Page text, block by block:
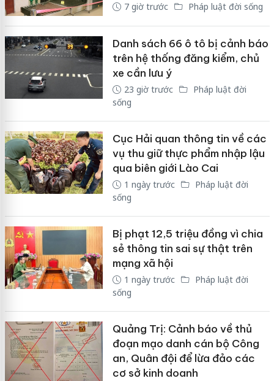
7 giờ trước Pháp luật đời sống
Danh sách 66 ô tô bị cảnh báo
trên hệ thống đăng kiểm, chủ
xe cần lưu ý
23 giờ trước
Pháp luật đời
sống
Cục Hải quan thông tin về các
vụ thu giữ thực phẩm nhập lậu
qua biên giới Lào Cai
1 ngày trước
Pháp luật đời
sống
Bị phạt 12,5 triệu đồng vì chia
sẻ thông tin sai sự thật trên
mạng xã hội
1 ngày trước
Pháp luật đời
sống
Quảng Trị: Cảnh báo về thủ
đoạn mạo danh cán bộ Công
an, Quân đội để lừa đảo các
cơ sở kinh doanh